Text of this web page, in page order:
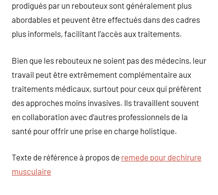
prodigués par un rebouteux sont généralement plus
abordables et peuvent être effectués dans des cadres
plus informels, facilitant l’accès aux traitements.
Bien que les rebouteux ne soient pas des médecins, leur
travail peut être extrêmement complémentaire aux
traitements médicaux, surtout pour ceux qui préfèrent
des approches moins invasives. Ils travaillent souvent
en collaboration avec d’autres professionnels de la
santé pour offrir une prise en charge holistique.
Texte de référence à propos de remede pour dechirure
musculaire